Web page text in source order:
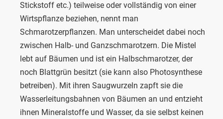
Stickstoff etc.) teilweise oder vollständig von einer
Wirtspflanze beziehen, nennt man
Schmarotzerpflanzen. Man unterscheidet dabei noch
zwischen Halb- und Ganzschmarotzern. Die Mistel
lebt auf Bäumen und ist ein Halbschmarotzer, der
noch Blattgrün besitzt (sie kann also Photosynthese
betreiben). Mit ihren Saugwurzeln zapft sie die
Wasserleitungsbahnen von Bäumen an und entzieht
ihnen Mineralstoffe und Wasser, da sie selbst keinen